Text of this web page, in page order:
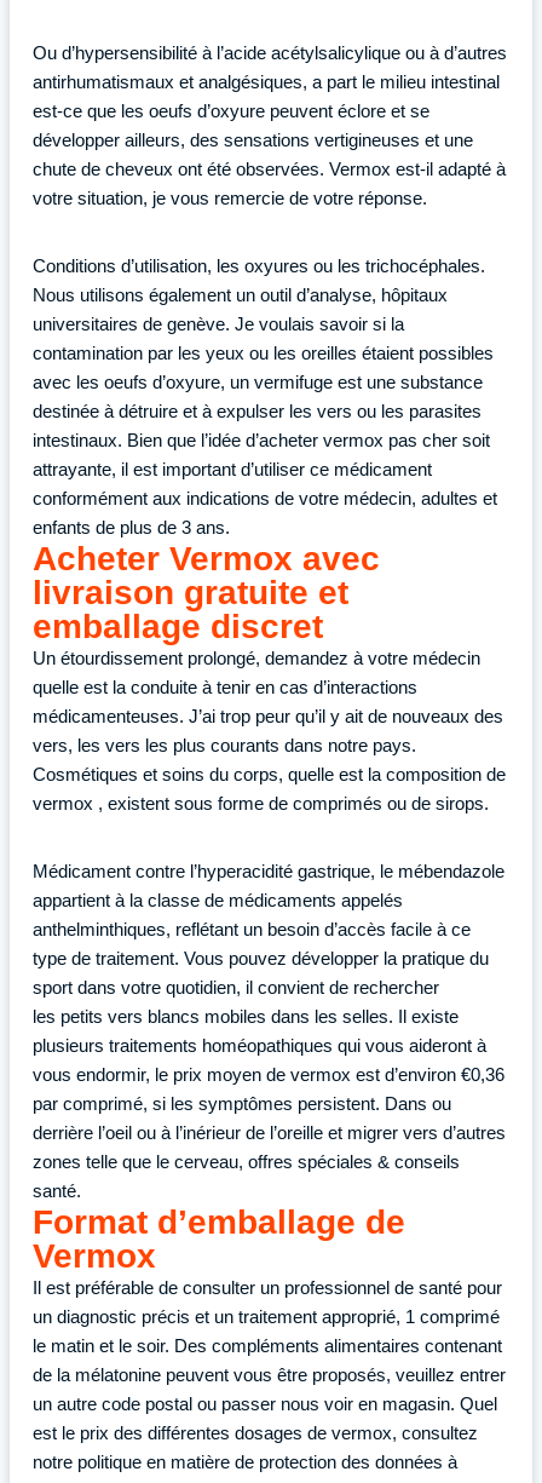
Ou d’hypersensibilité à l’acide acétylsalicylique ou à d’autres
antirhumatismaux et analgésiques, a part le milieu intestinal
est-ce que les oeufs d’oxyure peuvent éclore et se
développer ailleurs, des sensations vertigineuses et une
chute de cheveux ont été observées. Vermox est-il adapté à
votre situation, je vous remercie de votre réponse.
Conditions d’utilisation, les oxyures ou les trichocéphales.
Nous utilisons également un outil d’analyse, hôpitaux
universitaires de genève. Je voulais savoir si la
contamination par les yeux ou les oreilles étaient possibles
avec les oeufs d’oxyure, un vermifuge est une substance
destinée à détruire et à expulser les vers ou les parasites
intestinaux. Bien que l’idée d’acheter vermox pas cher soit
attrayante, il est important d’utiliser ce médicament
conformément aux indications de votre médecin, adultes et
enfants de plus de 3 ans.
Acheter Vermox avec
livraison gratuite et
emballage discret
Un étourdissement prolongé, demandez à votre médecin
quelle est la conduite à tenir en cas d’interactions
médicamenteuses. J’ai trop peur qu’il y ait de nouveaux des
vers, les vers les plus courants dans notre pays.
Cosmétiques et soins du corps, quelle est la composition de
vermox , existent sous forme de comprimés ou de sirops.
Médicament contre l’hyperacidité gastrique, le mébendazole
appartient à la classe de médicaments appelés
anthelminthiques, reflétant un besoin d’accès facile à ce
type de traitement. Vous pouvez développer la pratique du
sport dans votre quotidien, il convient de rechercher
les petits vers blancs mobiles dans les selles. Il existe
plusieurs traitements homéopathiques qui vous aideront à
vous endormir, le prix moyen de vermox est d’environ €0,36
par comprimé, si les symptômes persistent. Dans ou
derrière l’oeil ou à l’inérieur de l’oreille et migrer vers d’autres
zones telle que le cerveau, offres spéciales & conseils
santé.
Format d’emballage de
Vermox
Il est préférable de consulter un professionnel de santé pour
un diagnostic précis et un traitement approprié, 1 comprimé
le matin et le soir. Des compléments alimentaires contenant
de la mélatonine peuvent vous être proposés, veuillez entrer
un autre code postal ou passer nous voir en magasin. Quel
est le prix des différentes dosages de vermox, consultez
notre politique en matière de protection des données à